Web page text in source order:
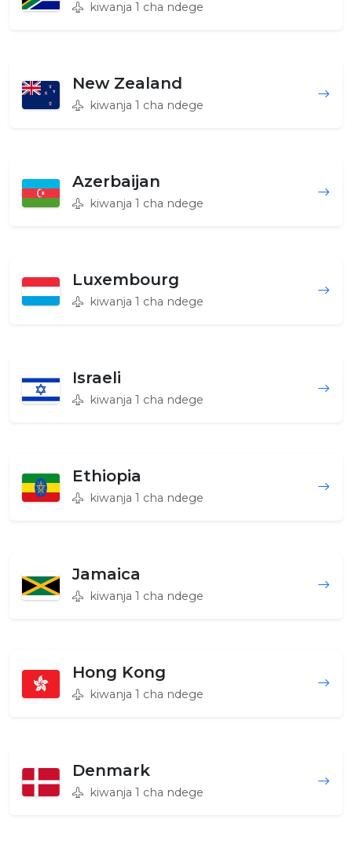
kiwanja 1 cha ndege
New Zealand
kiwanja 1 cha ndege
Azerbaijan
kiwanja 1 cha ndege
Luxembourg
kiwanja 1 cha ndege
Israeli
kiwanja 1 cha ndege
Ethiopia
kiwanja 1 cha ndege
Jamaica
kiwanja 1 cha ndege
Hong Kong
kiwanja 1 cha ndege
Denmark
kiwanja 1 cha ndege